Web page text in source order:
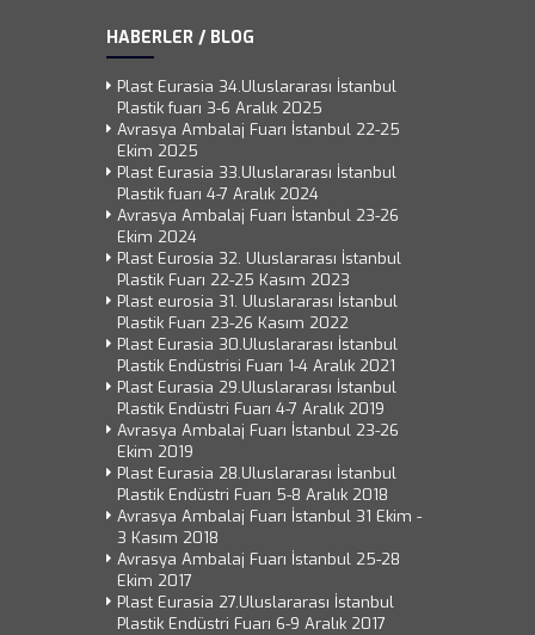
HABERLER / BLOG
Plast Eurasia 34.Uluslararası İstanbul
Plastik fuarı 3-6 Aralık 2025
Avrasya Ambalaj Fuarı İstanbul 22-25
Ekim 2025
Plast Eurasia 33.Uluslararası İstanbul
Plastik fuarı 4-7 Aralık 2024
Avrasya Ambalaj Fuarı İstanbul 23-26
Ekim 2024
Plast Eurosia 32. Uluslararası İstanbul
Plastik Fuarı 22-25 Kasım 2023
Plast eurosia 31. Uluslararası İstanbul
Plastik Fuarı 23-26 Kasım 2022
Plast Eurasia 30.Uluslararası İstanbul
Plastik Endüstrisi Fuarı 1-4 Aralık 2021
Plast Eurasia 29.Uluslararası İstanbul
Plastik Endüstri Fuarı 4-7 Aralık 2019
Avrasya Ambalaj Fuarı İstanbul 23-26
Ekim 2019
Plast Eurasia 28.Uluslararası İstanbul
Plastik Endüstri Fuarı 5-8 Aralık 2018
Avrasya Ambalaj Fuarı İstanbul 31 Ekim -
3 Kasım 2018
Avrasya Ambalaj Fuarı İstanbul 25-28
Ekim 2017
Plast Eurasia 27.Uluslararası İstanbul
Plastik Endüstri Fuarı 6-9 Aralık 2017